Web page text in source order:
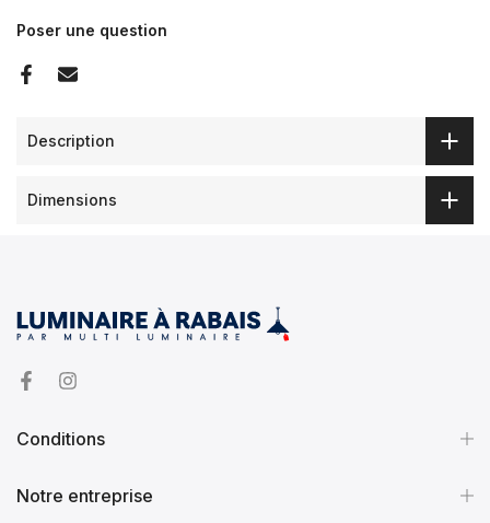
Poser une question
Description
Dimensions
Conditions
Notre entreprise